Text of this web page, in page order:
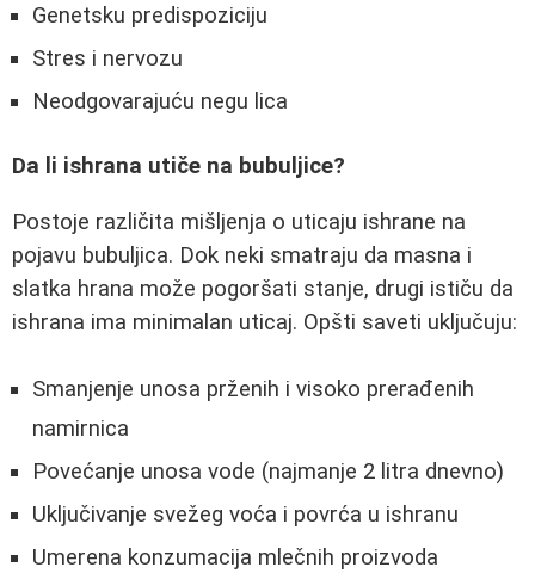
Genetsku predispoziciju
Stres i nervozu
Neodgovarajuću negu lica
Da li ishrana utiče na bubuljice?
Postoje različita mišljenja o uticaju ishrane na
pojavu bubuljica. Dok neki smatraju da masna i
slatka hrana može pogoršati stanje, drugi ističu da
ishrana ima minimalan uticaj. Opšti saveti uključuju:
Smanjenje unosa prženih i visoko prerađenih
namirnica
Povećanje unosa vode (najmanje 2 litra dnevno)
Uključivanje svežeg voća i povrća u ishranu
Umerena konzumacija mlečnih proizvoda